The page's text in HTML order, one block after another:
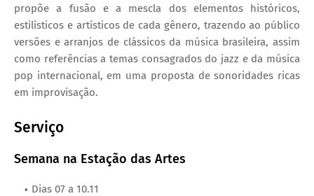
propõe a fusão e a mescla dos elementos históricos,
estilísticos e artísticos de cada gênero, trazendo ao público
versões e arranjos de clássicos da música brasileira, assim
como referências a temas consagrados do jazz e da música
pop internacional, em uma proposta de sonoridades ricas
em improvisação.
Serviço
Semana na Estação das Artes
Dias 07 a 10.11